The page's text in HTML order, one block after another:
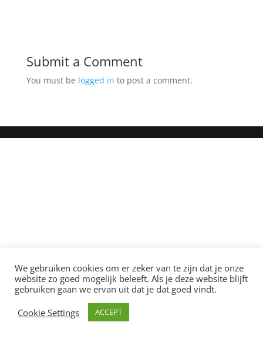
Submit a Comment
You must be logged in to post a comment.
We gebruiken cookies om er zeker van te zijn dat je onze
website zo goed mogelijk beleeft. Als je deze website blijft
gebruiken gaan we ervan uit dat je dat goed vindt.
Cookie Settings
ACCEPT